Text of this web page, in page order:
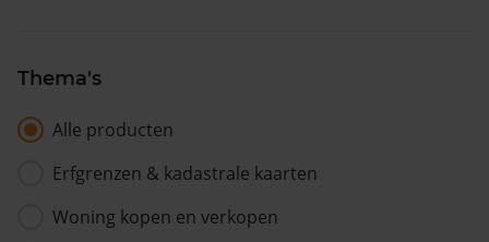
Thema's
Alle producten
Erfgrenzen & kadastrale kaarten
Woning kopen en verkopen